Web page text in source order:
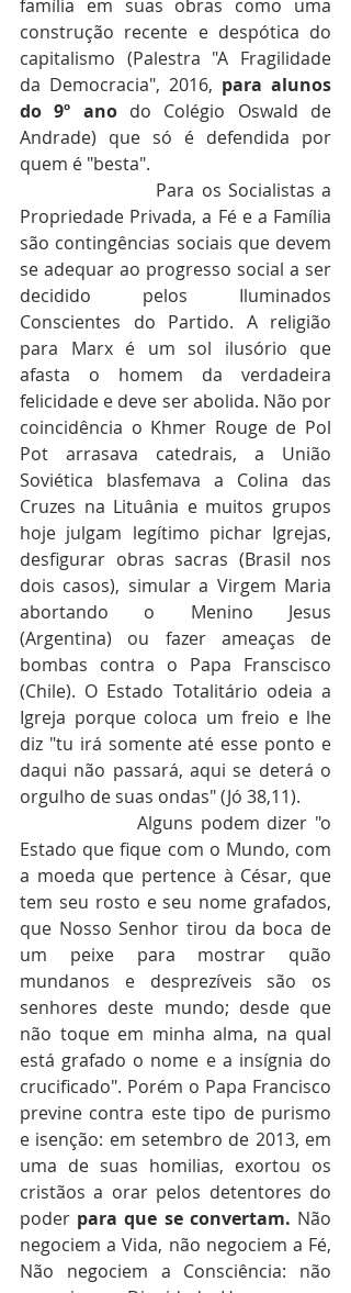
família em suas obras como uma
construção recente e despótica do
capitalismo (Palestra "A Fragilidade
da Democracia", 2016, para alunos
do 9º ano do Colégio Oswald de
Andrade) que só é defendida por
quem é "besta".
Propriedade Privada, a Fé e a Família
são contingências sociais que devem
se adequar ao progresso social a ser
decidido pelos Iluminados
Conscientes do Partido. A religião
para Marx é um sol ilusório que
afasta o homem da verdadeira
felicidade e deve ser abolida. Não por
coincidência o Khmer Rouge de Pol
Pot arrasava catedrais, a União
Soviética blasfemava a Colina das
Cruzes na Lituânia e muitos grupos
hoje julgam legítimo pichar Igrejas,
desfigurar obras sacras (Brasil nos
dois casos), simular a Virgem Maria
abortando o Menino Jesus
(Argentina) ou fazer ameaças de
bombas contra o Papa Franscisco
(Chile). O Estado Totalitário odeia a
Igreja porque coloca um freio e lhe
diz "tu irá somente até esse ponto e
daqui não passará, aqui se deterá o
orgulho de suas ondas" (Jó 38,11).
Estado que fique com o Mundo, com
a moeda que pertence à César, que
tem seu rosto e seu nome grafados,
que Nosso Senhor tirou da boca de
um peixe para mostrar quão
mundanos e desprezíveis são os
senhores deste mundo; desde que
não toque em minha alma, na qual
está grafado o nome e a insígnia do
crucificado". Porém o Papa Francisco
previne contra este tipo de purismo
e isenção: em setembro de 2013, em
uma de suas homilias, exortou os
cristãos a orar pelos detentores do
poder para que se convertam. Não
negociem a Vida, não negociem a Fé,
Não negociem a Consciência: não